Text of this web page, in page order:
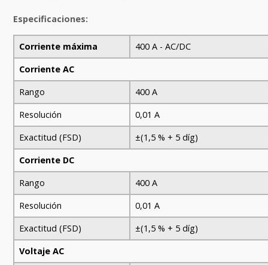
Especificaciones:
Corriente máxima
400 A - AC/DC
Corriente AC
Rango
400 A
Resolución
0,01 A
Exactitud (FSD)
±(1,5 % + 5 díg)
Corriente DC
Rango
400 A
Resolución
0,01 A
Exactitud (FSD)
±(1,5 % + 5 díg)
Voltaje AC